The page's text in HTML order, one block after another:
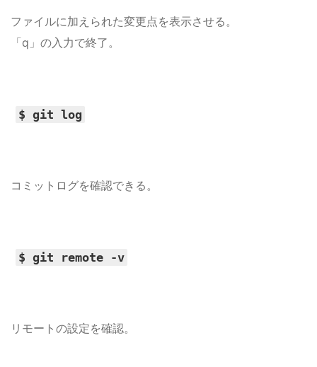
ファイルに加えられた変更点を表示させる。
「q」の入力で終了。
$ git log
コミットログを確認できる。
$ git remote -v
リモートの設定を確認。